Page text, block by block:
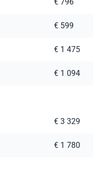
€ 599
€ 1 475
€ 1 094
€ 3 329
€ 1 780